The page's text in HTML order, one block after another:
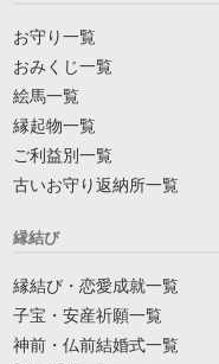
お守り一覧
おみくじ一覧
絵馬一覧
縁起物一覧
ご利益別一覧
古いお守り返納所一覧
縁結び
縁結び・恋愛成就一覧
子宝・安産祈願一覧
神前・仏前結婚式一覧